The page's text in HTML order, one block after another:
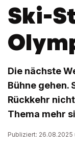
Ski-
Die nächste
Bühne gehen.
Rückkehr
Thema mehr
Publiziert: 26.08.2025